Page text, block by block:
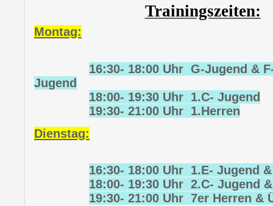
Trainingszeiten:
Montag:
16:30- 18:00 Uhr G-Jugend &
Jugend
18:00- 19:30 Uhr 1.C- Jugend
19:30- 21:00 Uhr 1.Herren
Dienstag:
16:30- 18:00 Uhr 1.E- Jugend
18:00- 19:30 Uhr 2.C- Jugend
19:30- 21:00 Uhr 7er Herren &